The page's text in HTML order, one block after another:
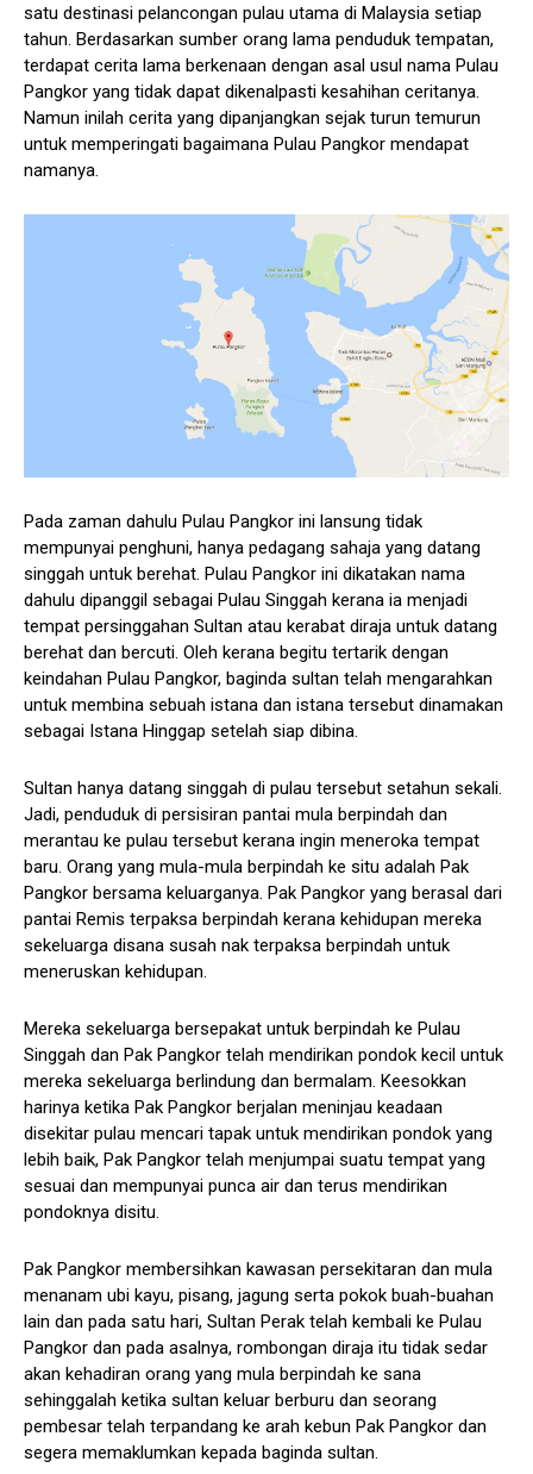
satu destinasi pelancongan pulau utama di Malaysia setiap
tahun. Berdasarkan sumber orang lama penduduk tempatan,
terdapat cerita lama berkenaan dengan asal usul nama Pulau
Pangkor yang tidak dapat dikenalpasti kesahihan ceritanya.
Namun inilah cerita yang dipanjangkan sejak turun temurun
untuk memperingati bagaimana Pulau Pangkor mendapat
namanya.
Pada zaman dahulu Pulau Pangkor ini lansung tidak
mempunyai penghuni, hanya pedagang sahaja yang datang
singgah untuk berehat. Pulau Pangkor ini dikatakan nama
dahulu dipanggil sebagai Pulau Singgah kerana ia menjadi
tempat persinggahan Sultan atau kerabat diraja untuk datang
berehat dan bercuti. Oleh kerana begitu tertarik dengan
keindahan Pulau Pangkor, baginda sultan telah mengarahkan
untuk membina sebuah istana dan istana tersebut dinamakan
sebagai Istana Hinggap setelah siap dibina.
Sultan hanya datang singgah di pulau tersebut setahun sekali.
Jadi, penduduk di persisiran pantai mula berpindah dan
merantau ke pulau tersebut kerana ingin meneroka tempat
baru. Orang yang mula-mula berpindah ke situ adalah Pak
Pangkor bersama keluarganya. Pak Pangkor yang berasal dari
pantai Remis terpaksa berpindah kerana kehidupan mereka
sekeluarga disana susah nak terpaksa berpindah untuk
meneruskan kehidupan.
Mereka sekeluarga bersepakat untuk berpindah ke Pulau
Singgah dan Pak Pangkor telah mendirikan pondok kecil untuk
mereka sekeluarga berlindung dan bermalam. Keesokkan
harinya ketika Pak Pangkor berjalan meninjau keadaan
disekitar pulau mencari tapak untuk mendirikan pondok yang
lebih baik, Pak Pangkor telah menjumpai suatu tempat yang
sesuai dan mempunyai punca air dan terus mendirikan
pondoknya disitu.
Pak Pangkor membersihkan kawasan persekitaran dan mula
menanam ubi kayu, pisang, jagung serta pokok buah-buahan
lain dan pada satu hari, Sultan Perak telah kembali ke Pulau
Pangkor dan pada asalnya, rombongan diraja itu tidak sedar
akan kehadiran orang yang mula berpindah ke sana
sehinggalah ketika sultan keluar berburu dan seorang
pembesar telah terpandang ke arah kebun Pak Pangkor dan
segera memaklumkan kepada baginda sultan.